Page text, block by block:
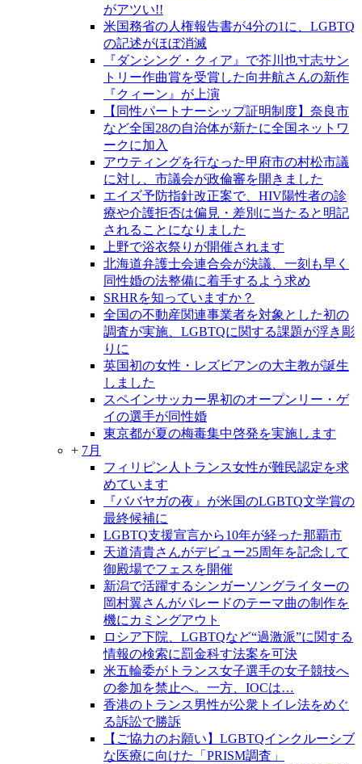
がアツい!!
米国務省の人権報告書が4分の1に、LGBTQ
の記述がほぼ消滅
『ダンシング・クィア』で芥川也寸志サン
トリー作曲賞を受賞した向井航さんの新作
『クィーン』が上演
【同性パートナーシップ証明制度】奈良市
など全国28の自治体が新たに全国ネットワ
ークに加入
アウティングを行なった甲府市の村松市議
に対し、市議会が政倫審を開きました
エイズ予防指針改正案で、HIV陽性者の診
療や介護拒否は偏見・差別に当たると明記
されることになりました
上野で浴衣祭りが開催されます
北海道弁護士会連合会が決議、一刻も早く
同性婚の法整備に着手するよう求め
SRHRを知っていますか？
全国の不動産関連事業者を対象とした初の
調査が実施、LGBTQに関する課題が浮き彫
りに
英国初の女性・レズビアンの大主教が誕生
しました
スペインサッカー界初のオープンリー・ゲ
イの選手が同性婚
東京都が夏の梅毒集中啓発を実施します
+ 7月
フィリピン人トランス女性が難民認定を求
めています
『ババヤガの夜』が米国のLGBTQ文学賞の
最終候補に
LGBTQ支援宣言から10年が経った那覇市
天道清貴さんがデビュー25周年を記念して
御殿場でフェスを開催
新潟で活躍するシンガーソングライターの
岡村翼さんがパレードのテーマ曲の制作を
機にカミングアウト
ロシア下院、LGBTQなど“過激派”に関する
情報の検索に罰金科す法案を可決
米五輪委がトランス女子選手の女子競技へ
の参加を禁止へ。一方、IOCは…
香港のトランス男性が公衆トイレ法をめぐ
る訴訟で勝訴
【ご協力のお願い】LGBTQインクルーシブ
な医療に向けた「PRISM調査」